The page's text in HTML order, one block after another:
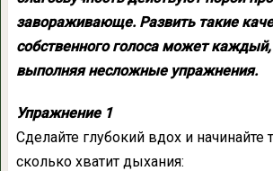
завораживающе. Развить такие
собственного голоса может каждый,
выполняя несложные упражнения.
Упражнение 1
Сделайте глубокий вдох и начинайте
сколько хватит дыхания: